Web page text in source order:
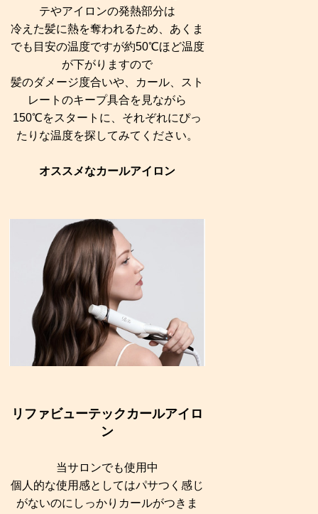
テやアイロンの発熱部分は
冷えた髪に熱を奪われるため、あくま
でも目安の温度ですが約50℃ほど温度
が下がりますので
髪のダメージ度合いや、カール、スト
レートのキープ具合を見ながら
150℃をスタートに、それぞれにぴっ
たりな温度を探してみてください。
オススメなカールアイロン
リファビューテックカールアイロ
ン
当サロンでも使用中
個人的な使用感としてはパサつく感じ
がないのにしっかりカールがつきま